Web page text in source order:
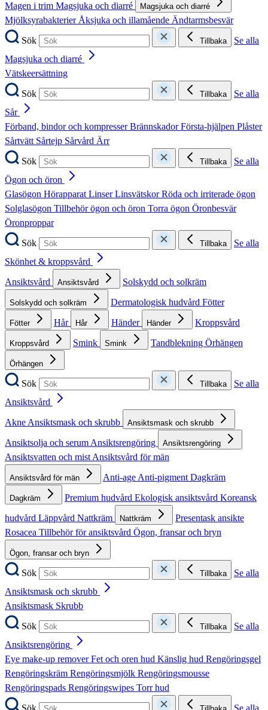
Magen i trim Magsjuka och diarré Magsjuka och diarré
MjölksyrabakterierÅksjuka och illamående Ändtarmsbesvär
Sök
Tillbaka
Se alla
Magsjuka och diarré
Vätskeersättning
Sök
Tillbaka
Se alla
Sår
Förband, bindor och kompresserBrännskadorFörsta-hjälpen Plåster
Sårtvätt Sårtejp Sårvård Ärr
Sök
Tillbaka
Se alla
Ögon och öron
Glasögon HörapparatLinserLinsvätskorRöda och irriterade ögon
Solglasögon Tillbehör ögon och öron Torra ögon Öronbesvär
Öronproppar
Sök
Tillbaka
Se alla
Skönhet & kroppsvård
Ansiktsvård
Ansiktsvård Solskydd och solkräm
Solskydd och solkräm Dermatologisk hudvård Fötter
Fötter Hår Hår Händer Händer Kroppsvård
Kroppsvård Smink Smink Tandblekning Örhängen
Örhängen
Sök Tillbaka
Se alla
Ansiktsvård
AkneAnsiktsmask och skrubb Ansiktsmask och skrubb
Ansiktsolja och serumAnsiktsrengöring Ansiktsrengöring
Ansiktsvatten och mistAnsiktsvård för män
Ansiktsvård för män Anti-ageAnti-pigmentDagkräm
Dagkräm Premium hudvård Ekologisk ansiktsvård Koreansk
hudvård Läppvård Nattkräm Nattkräm
Presentask ansikte
Rosacea Tillbehör för ansiktsvård Ögon, fransar och bryn
Ögon, fransar och bryn
Sök Tillbaka
Se alla
Ansiktsmask och skrubb
Ansiktsmask Skrubb
Sök
Tillbaka
Se alla
Ansiktsrengöring
Eye make-up removerFet och oren hud Känslig hud Rengöringsgel
Rengöringskräm Rengöringsmjölk Rengöringsmousse
Rengöringspads Rengöringswipes Torr hud